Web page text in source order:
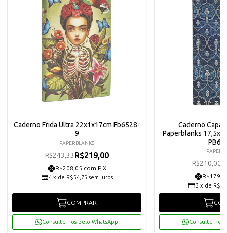
Caderno Frida Ultra 22x1x17cm Fb6528-
9
PAPERBLANKS
R$243,33R$219,00
R$208,05 com PIX
4 x de R$54,75 sem juros
COMPRAR
Consulte-nos pelo WhatsApp
Caderno Capa
Paperblanks
R$210,00
3 x de
Consulte-nos